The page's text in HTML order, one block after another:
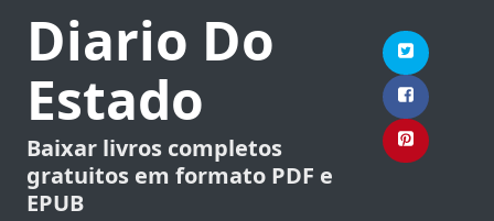
Diario Do
Estado
Baixar livros completos
gratuitos em formato PDF e
EPUB